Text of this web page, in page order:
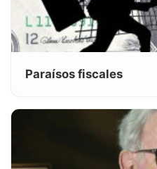
Paraísos fiscales